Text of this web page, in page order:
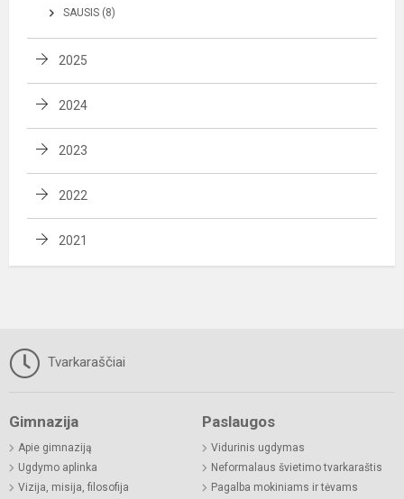
SAUSIS (8)
2025
2024
2023
2022
2021
Tvarkaraščiai
Gimnazija
Apie gimnaziją
Ugdymo aplinka
Vizija, misija, filosofija
Paslaugos
Vidurinis ugdymas
Neformalaus švietimo tvarkaraštis
Pagalba mokiniams ir tėvams